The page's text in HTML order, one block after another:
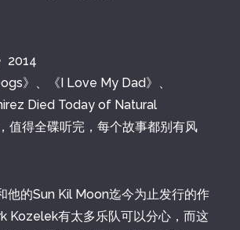
2014
》、《I Love My Dad》、
Died Today of Natural
值得全碟听完，每个故事都别有风
他的Sun Kil Moon迄今为止发行的作
Kozelek有太多乐队可以分心，而这